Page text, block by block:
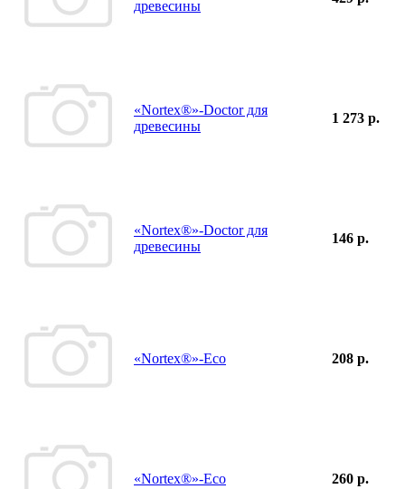
древесины
«Nortex®»-Doctor для
древесины
1 273 р.
«Nortex®»-Doctor для
древесины
146 р.
«Nortex®»-Eco 208 р.
«Nortex®»-Eco 260 р.